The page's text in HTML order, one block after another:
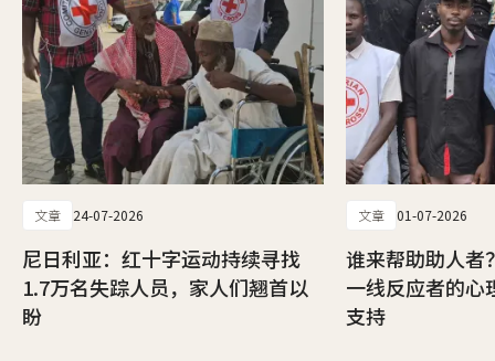
文章 24-07-2026
尼日利亚：红十字运动持续寻找
1.7万名失踪人员，家人们翘首以
盼
文章 01-07-2026
谁来帮助助人者
一线反应者的心
支持